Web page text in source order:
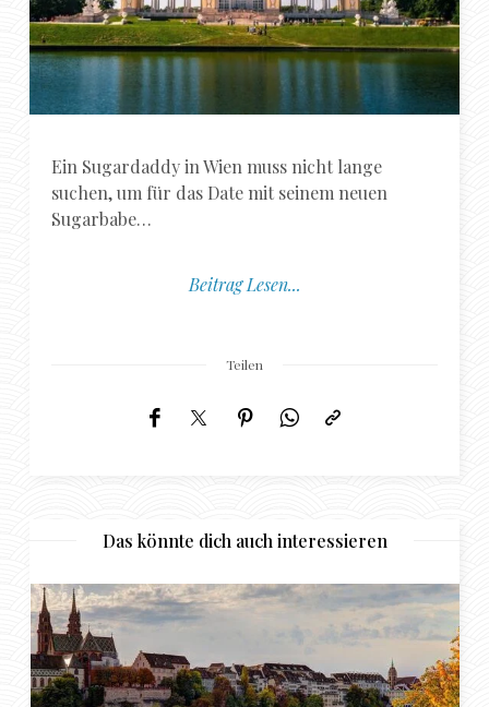
Ein Sugardaddy in Wien muss nicht lange
suchen, um für das Date mit seinem neuen
Sugarbabe…
Beitrag Lesen...
Teilen
Das könnte dich auch interessieren